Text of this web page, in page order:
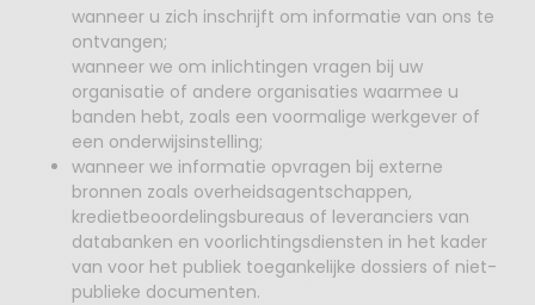
wanneer u zich inschrijft om informatie van ons te
ontvangen;
wanneer we om inlichtingen vragen bij uw
organisatie of andere organisaties waarmee u
banden hebt, zoals een voormalige werkgever of
een onderwijsinstelling;
wanneer we informatie opvragen bij externe
bronnen zoals overheidsagentschappen,
kredietbeoordelingsbureaus of leveranciers van
databanken en voorlichtingsdiensten in het kader
van voor het publiek toegankelijke dossiers of niet-
publieke documenten.